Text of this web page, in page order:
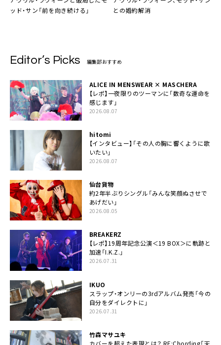
ッド・サン「前を向き続ける」
との婚約解消
Editor’s Picks 編集部おすすめ
ALICE IN MENSWEAR × MASCHERA
【レポ】一夜限りのツーマンに「数奇な運命を
感じます」
2026.08.07
hitomi
【インタビュー】「その人の胸に響くように歌
いたい」
2026.08.07
仙台貨物
約2年半ぶりシングル「みんな笑顔ぬさせで
あげだい」
2026.08.05
BREAKERZ
【レポ】19周年記念公演＜19 BOX＞に軌跡と
加速「I.K.Z.」
2026.07.31
IKUO
スラップ・オンリーの3rdアルバム発売「今の
自分をダイレクトに」
2026.07.31
竹森マサユキ
カバーを超えた表現とは？ RE:Chording「天